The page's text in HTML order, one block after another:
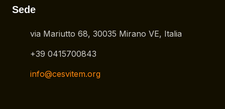
Sede
via Mariutto 68, 30035 Mirano VE, Italia
+39 0415700843
info@cesvitem.org